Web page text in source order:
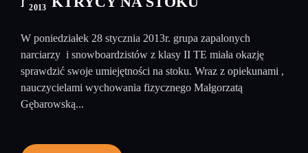
2013
W poniedziałek 28 stycznia 2013r. grupa zapalonych
narciarzy i snowboardzistów z klasy II TE miała okazję
sprawdzić swoje umiejętności na stoku. Wraz z opiekunami ,
nauczycielami wychowania fizycznego Małgorzatą
Gębarowską...